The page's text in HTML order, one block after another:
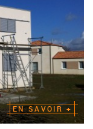
EN SAVOIR +